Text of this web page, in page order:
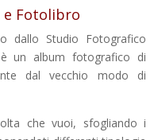
e Fotolibro
dallo Studio Fotografico
è un album fotografico di
dal vecchio modo di
che vuoi, sfogliando i